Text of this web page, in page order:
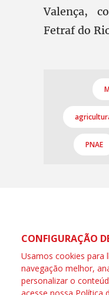
Valença,
Fetraf do
PNAE
CONFIGURAÇÃO
Usamos cookies para
navegação melhor,
personalizar o